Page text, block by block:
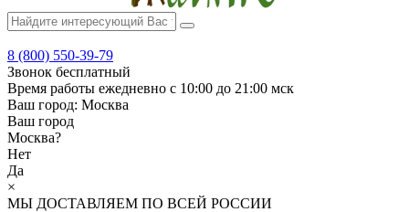
8 (800) 550-39-79
Звонок бесплатный
Время работы ежедневно с 10:00 до 21:00 мск
Ваш город: Москва
Ваш город
Москва?
Нет
Да
×
МЫ ДОСТАВЛЯЕМ ПО ВСЕЙ РОССИИ